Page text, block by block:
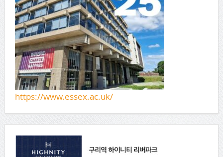
https://www.essex.ac.uk/